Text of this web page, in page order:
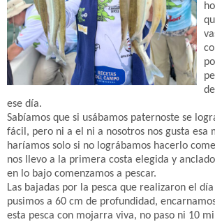
ese día.
Sabíamos que si usábamos paternoste se
fácil, pero ni a el ni a nosotros nos gusta esa
haríamos solo si no lográbamos hacerlo
nos llevo a la primera costa elegida y
en lo bajo comenzamos a pescar.
Las bajadas por la pesca que realizaron el
pusimos a 60 cm de profundidad,
esta pesca con mojarra viva, no paso ni 10